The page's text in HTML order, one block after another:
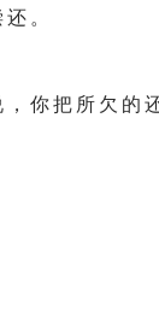
。
你 把 所 欠 的 还